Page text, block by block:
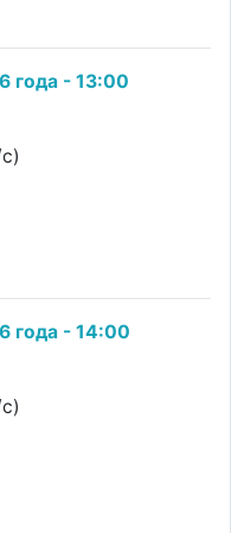
года - 13:00
года - 14:00